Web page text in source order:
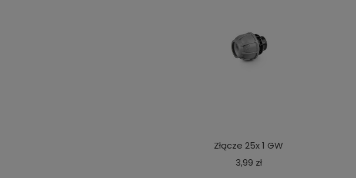
Złącze 25x 1 GW
3,99 złCena